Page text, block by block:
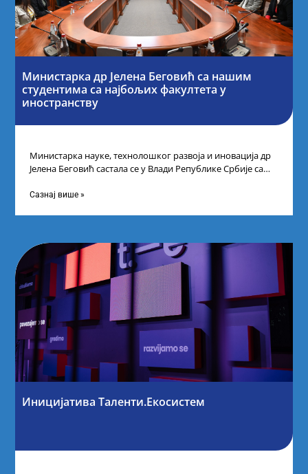
Министарка др Јелена Беговић са нашим
студентима са најбољих факултета у
иностранству
Министарка науке, технолошког развоја и иновација др
Јелена Беговић састала се у Влади Републике Србије са
Сазнај више »
Иницијатива Таленти.Екосистем